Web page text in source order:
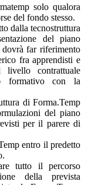
solo qualora
del fondo stesso.
dalla tecnostruttura
del piano
far riferimento
fra apprendisti e
livello contrattuale
formativo con la
di Forma.Temp
del piano
per il parere di
entro il predetto
tutto il percorso
della prevista